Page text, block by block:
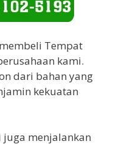
Tempat
kami.
dari bahan yang
kekuatan
menjalankan